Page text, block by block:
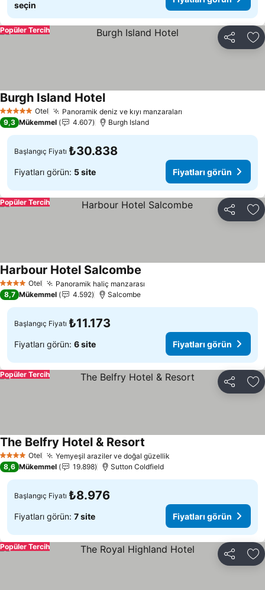
seçin
Paylaş
Popüler Tercih
5 Yıldız Otel Panoramik deniz ve kıyı manzaraları
Burgh Island Hotel
9,3 Mükemmel 4.607 Burgh Island
Başlangıç Fiyatı ₺30.838
Fiyatları görün: 5 site Fiyatları görün
Paylaş
Popüler Tercih
4 Yıldız Otel Panoramik haliç manzarası
Harbour Hotel Salcombe
8,7 Mükemmel 4.592 Salcombe
Başlangıç Fiyatı ₺11.173
Fiyatları görün: 6 site Fiyatları görün
Paylaş
Popüler Tercih
4 Yıldız Otel Yemyeşil araziler ve doğal güzellik
The Belfry Hotel & Resort
8,6 Mükemmel 19.898 Sutton Coldfield
Başlangıç Fiyatı ₺8.976
Fiyatları görün: 7 site Fiyatları görün
Paylaş
Popüler Tercih